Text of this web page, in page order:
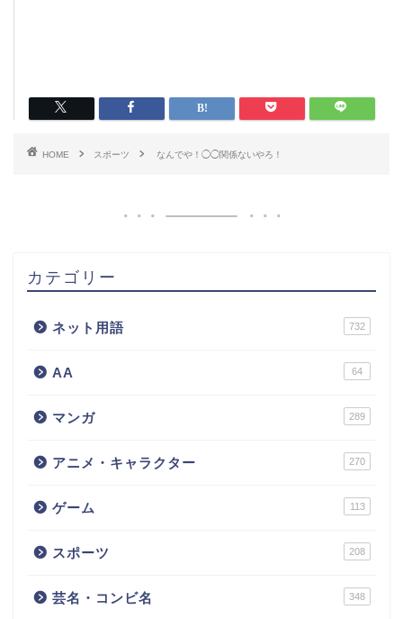
HOME スポーツ なんでや！◯◯関係ないやろ！
カテゴリー
ネット用語 732
AA 64
マンガ 289
アニメ・キャラクター 270
ゲーム 113
スポーツ 208
芸名・コンビ名 348